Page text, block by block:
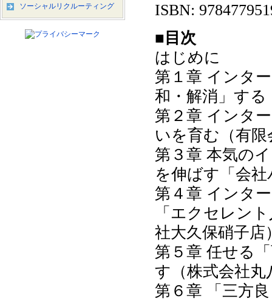
ISBN:
■目次
はじめに
第１章 インタ
和・解消」す
第２章 インタ
いを育む（有
第３章 本気の
を伸ばす「会
第４章 インタ
「エクセレン
社大久保硝子店
第５章 任せる
す（株式会社
第６章 「三方
ソーシャルリクルーティング